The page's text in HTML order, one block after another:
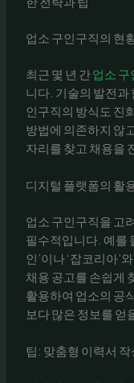
업소 구인구직의 현
최근 몇 년 간업소 구
니다. 기술의 발전과
인구직의 방식도 진
방법에 의존하지 않
자리를 찾고 채용을
디지털 플랫폼의 활
업소 구인구직을 고
필수적입니다. 예를
인’이나 ‘잡코리아’
채용 공고를 손쉽게
활용하여 업소의 공
보다 많은 정보를 얻
팁: 맞춤형 이력서 작